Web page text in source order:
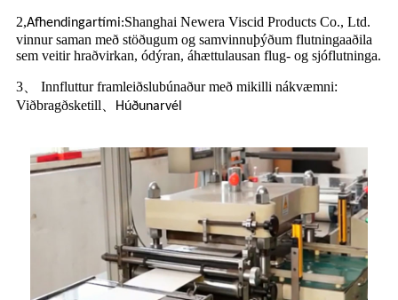
2,Afhendingartími:Shanghai Newera Viscid Products Co., Ltd.
vinnur saman með stöðugum og samvinnuþýðum flutningaaðila
sem veitir hraðvirkan, ódýran, áhættulausan flug- og sjóflutninga.
3、 Innfluttur framleiðslubúnaður með mikilli nákvæmni:
Viðbragðsketill
Húðunarvél